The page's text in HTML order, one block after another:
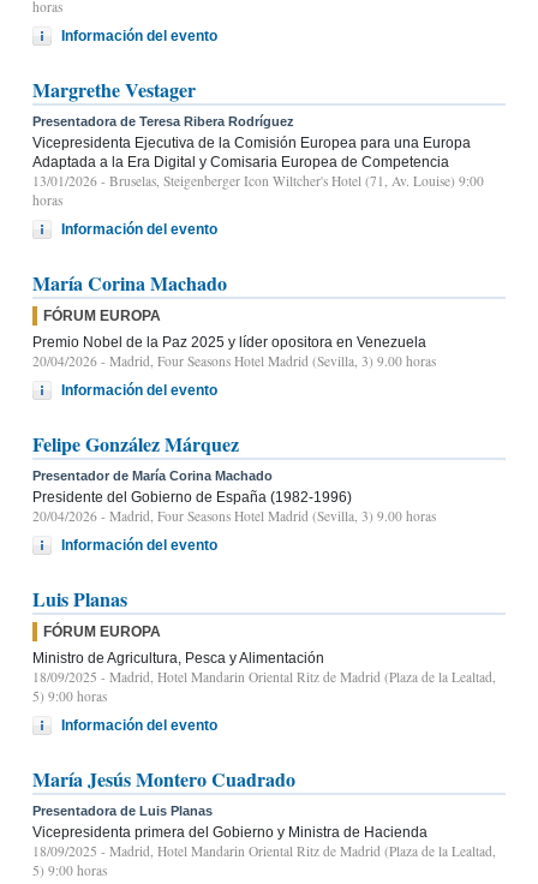
horas
Información del evento
Margrethe Vestager
Presentadora de Teresa Ribera Rodríguez
Vicepresidenta Ejecutiva de la Comisión Europea para una Europa
Adaptada a la Era Digital y Comisaria Europea de Competencia
13/01/2026 - Bruselas, Steigenberger Icon Wiltcher's Hotel (71, Av. Louise) 9:00
horas
Información del evento
María Corina Machado
FÓRUM EUROPA
Premio Nobel de la Paz 2025 y líder opositora en Venezuela
20/04/2026 - Madrid, Four Seasons Hotel Madrid (Sevilla, 3) 9.00 horas
Información del evento
Felipe González Márquez
Presentador de María Corina Machado
Presidente del Gobierno de España (1982-1996)
20/04/2026 - Madrid, Four Seasons Hotel Madrid (Sevilla, 3) 9.00 horas
Información del evento
Luis Planas
FÓRUM EUROPA
Ministro de Agricultura, Pesca y Alimentación
18/09/2025 - Madrid, Hotel Mandarin Oriental Ritz de Madrid (Plaza de la Lealtad,
5) 9:00 horas
Información del evento
María Jesús Montero Cuadrado
Presentadora de Luis Planas
Vicepresidenta primera del Gobierno y Ministra de Hacienda
18/09/2025 - Madrid, Hotel Mandarin Oriental Ritz de Madrid (Plaza de la Lealtad,
5) 9:00 horas